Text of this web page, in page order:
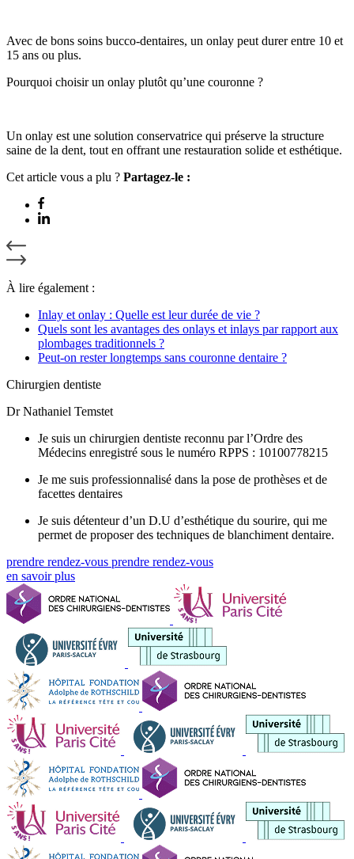
Avec de bons soins bucco-dentaires, un onlay peut durer entre 10 et
15 ans ou plus.
Pourquoi choisir un onlay plutôt qu’une couronne ?
Un onlay est une solution conservatrice qui préserve la structure
saine de la dent, tout en offrant une restauration solide et esthétique.
Cet article vous a plu ? Partagez-le :
À lire également :
Inlay et onlay : Quelle est leur durée de vie ?
Quels sont les avantages des onlays et inlays par rapport aux
plombages traditionnels ?
Peut-on rester longtemps sans couronne dentaire ?
Chirurgien dentiste
Dr Nathaniel Temstet
Je suis un chirurgien dentiste reconnu par l’Ordre des
Médecins enregistré sous le numéro RPPS : 10100778215
Je me suis professionnalisé dans la pose de prothèses et de
facettes dentaires
Je suis détenteur d’un D.U d’esthétique du sourire, qui me
permet de proposer des techniques de blanchiment dentaire.
prendre rendez-vous prendre rendez-vous
en savoir plus